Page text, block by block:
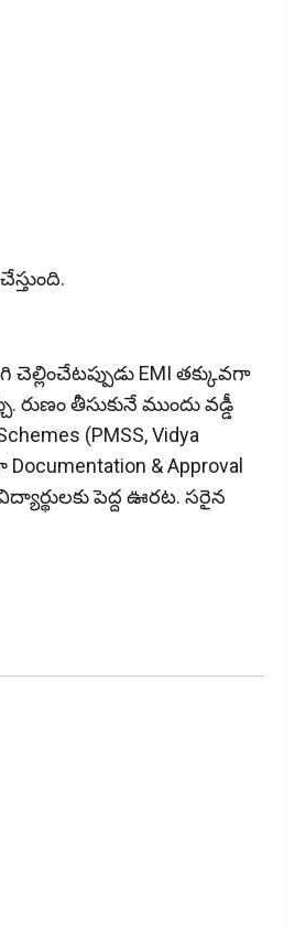
చెల్లించేటప్పుడు EMI తక్కువగా
తీసుకునే ముందు వడ్డీ
(PMSS, Vidya
& Approval
పెద్ద ఊరట. సరైన